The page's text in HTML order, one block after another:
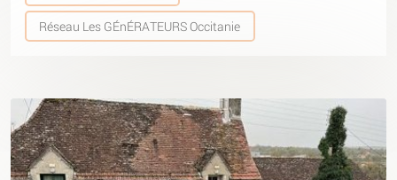
Réseau Les GÉnÉRATEURS Occitanie